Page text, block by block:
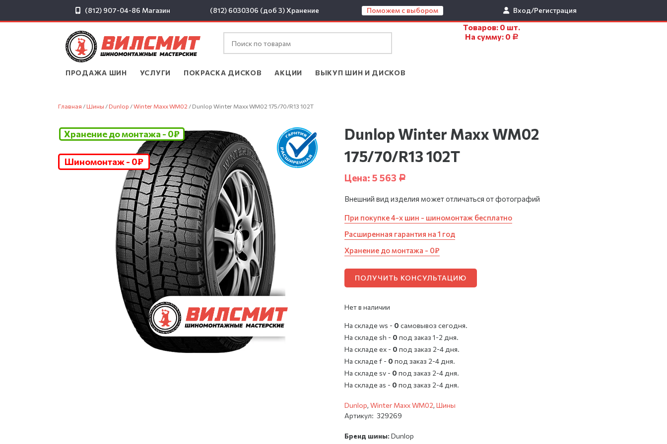
(812) 907-04-86 Магазин (812) 6030306 (доб 3)Хранение Поможем с выбором Вход/Регистрация
Товаров: 0 шт.
На сумму: 0 Р
ПРОДАЖА ШИН УСЛУГИ ПОКРАСКА ДИСКОВ АКЦИИ ВЫКУП ШИН И ДИСКОВ
Главная / Шины / Dunlop /Winter Maxx WM02 / Dunlop Winter Maxx WM02 175/70/R13 102T
Шиномонтаж - 0₽
Хранение до монтажа - 0₽
Dunlop Winter Maxx WM02
175/70/R13 102T
Цена:5 563 Р
Внешний вид изделия может отличаться от фотографий
При покупке 4-х шин - шиномонтаж бесплатно
Расширенная гарантия на 1 год
Хранение до монтажа - 0₽
ПОЛУЧИТЬ КОНСУЛЬТАЦИЮ
Нет в наличии
На складе ws - 0 cамовывоз сегодня.
На складе sh - 0 под заказ 1-2 дня.
На складе ex - 0 под заказ 2-4 дня.
На складе f - 0 под заказ 2-4 дня.
На складе sv - 0 под заказ 2-4 дня.
На складе as - 0 под заказ 2-4 дня.
Dunlop,Winter Maxx WM02,Шины
Артикул:329269
Бренд шины:Dunlop